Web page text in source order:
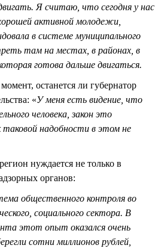
Я считаю, что сегодня у нас
активной молодежи,
в системе муниципального
там на местах, в районах, в
готова дальше двигаться.
останется ли губернатор
«У меня есть видение, что
человека, закон это
таковой надобности в этом не
нуждается не только в
органов:
общественного контроля во
социального сектора. В
этот опыт оказался очень
сотни миллионов рублей,